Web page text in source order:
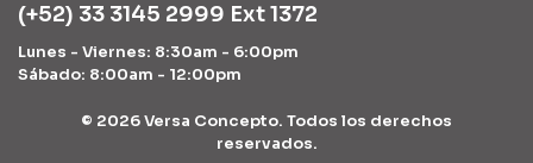
(+52) 33 3145 2999 Ext 1372
Lunes - Viernes: 8:30am - 6:00pm
Sábado: 8:00am - 12:00pm
© 2026 Versa Concepto. Todos los derechos
reservados.